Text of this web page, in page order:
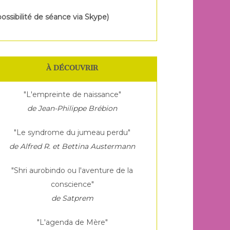
de séance via Skype)
À DÉCOUVRIR
"L'empreinte de naissance"
de Jean-Philippe Brébion
"Le syndrome du jumeau perdu"
de Alfred R. et Bettina Austermann
"Shri aurobindo ou l'aventure de la
conscience"
de Satprem
"L'agenda de Mère"